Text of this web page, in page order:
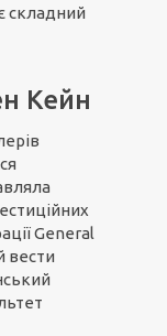
складний
Кейн
General
вести